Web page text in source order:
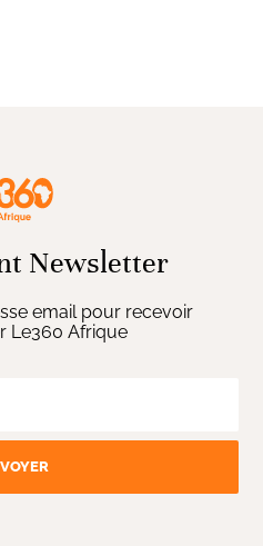
Newsletter
email pour recevoir
Le360 Afrique